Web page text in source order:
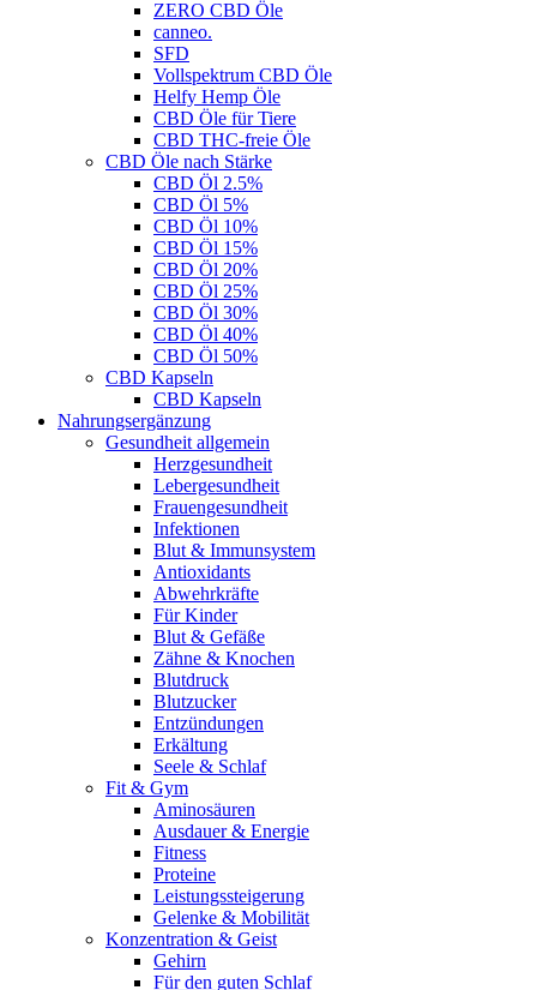
ZERO CBD Öle
canneo.
SFD
Vollspektrum CBD Öle
Helfy Hemp Öle
CBD Öle für Tiere
CBD THC-freie Öle
CBD Öle nach Stärke
CBD Öl 2.5%
CBD Öl 5%
CBD Öl 10%
CBD Öl 15%
CBD Öl 20%
CBD Öl 25%
CBD Öl 30%
CBD Öl 40%
CBD Öl 50%
CBD Kapseln
CBD Kapseln
Nahrungsergänzung
Gesundheit allgemein
Herzgesundheit
Lebergesundheit
Frauengesundheit
Infektionen
Blut & Immunsystem
Antioxidants
Abwehrkräfte
Für Kinder
Blut & Gefäße
Zähne & Knochen
Blutdruck
Blutzucker
Entzündungen
Erkältung
Seele & Schlaf
Fit & Gym
Aminosäuren
Ausdauer & Energie
Fitness
Proteine
Leistungssteigerung
Gelenke & Mobilität
Konzentration & Geist
Gehirn
Für den guten Schlaf